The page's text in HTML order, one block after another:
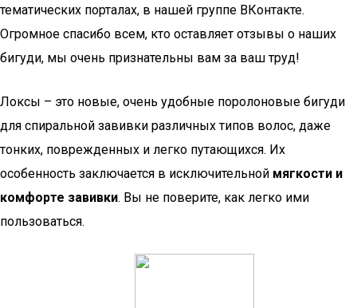
тематических порталах, в нашей группе ВКонтакте.
Огромное спасибо всем, кто оставляет отзывы о наших
бигуди, мы очень признательны вам за ваш труд!
Локсы – это новые, очень удобные поролоновые бигуди
для спиральной завивки различных типов волос, даже
тонких, поврежденных и легко путающихся. Их
особенность заключается в исключительной мягкости и
комфорте завивки. Вы не поверите, как легко ими
пользоваться.